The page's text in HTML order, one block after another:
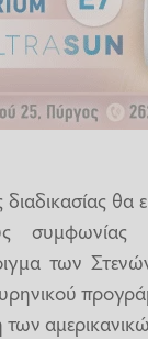
θα
συμφωνίας
των
των